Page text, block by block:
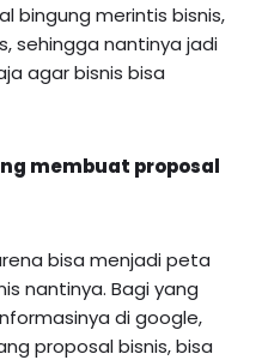
bingung merintis bisnis,
sehingga nantinya jadi
agar bisnis bisa
membuat proposal
bisa menjadi peta
nantinya. Bagi yang
di google,
proposal bisnis, bisa